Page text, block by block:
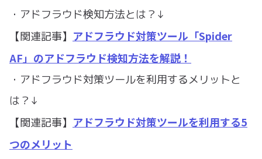
・アドフラウド検知方法とは？↓
【関連記事】 アドフラウド対策ツール「Spider
AF」のアドフラウド検知方法を解説！
・アドフラウド対策ツールを利用するメリットと
は？↓
【関連記事】 アドフラウド対策ツールを利用する5
つのメリット